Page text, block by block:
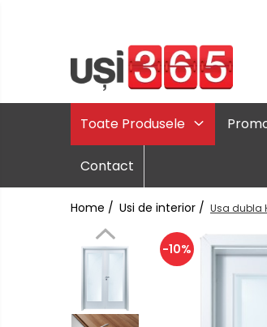
Toate Produsele
Contact
Home / Usi de interior / Usa dubla
-10%